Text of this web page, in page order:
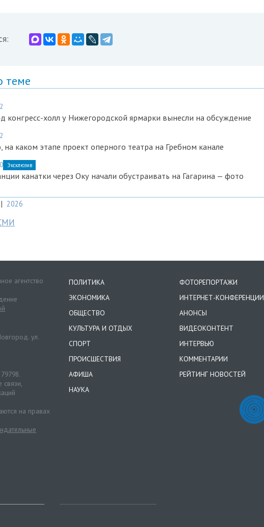
теме
конгресс-холл у Нижегородской ярмарки вынесли на обсуждение
на каком этапе проект оперного театра на Гребном канале
Эксклюзив
канатки через Оку начали обустраивать на Гагарина — фото
| 2026
агентство
ул.
на правах
ПОЛИТИКА
ЭКОНОМИКА
ОБЩЕСТВО
КУЛЬТУРА И ОТДЫХ
СПОРТ
ПРОИСШЕСТВИЯ
АФИША
НАУКА
ФОТОРЕПОРТАЖИ
ИНТЕРНЕТ-КОНФЕРЕНЦИИ
АНОНСЫ
ВИДЕОКОНТЕНТ
ИНТЕРВЬЮ
КОММЕНТАРИИ
РЕЙТИНГ НОВОСТЕЙ